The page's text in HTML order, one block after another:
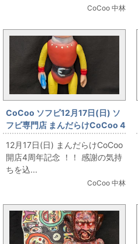
CoCoo 中林
CoCoo ソフビ12月17日(日) ソ
フビ専門店 まんだらけCoCoo 4
周年記念 「ぶたのはな オリジナ
ル 大橋重信 S隊員 黄色成型」
12月17日(日) まんだらけCoCoo
開店4周年記念 ！！ 感謝の気持
ちを込...
CoCoo 中林